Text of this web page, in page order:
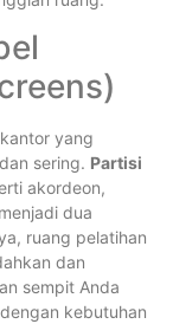
yang
sering. Partisi
akordeon,
dua
ruang pelatihan
dan
sempit Anda
kebutuhan